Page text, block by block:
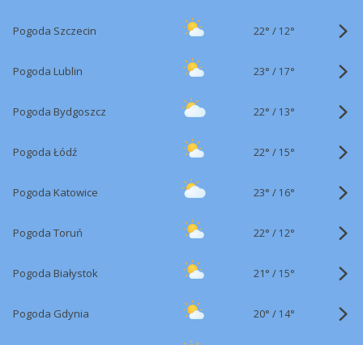
Pogoda Szczecin 22° / 12°
Pogoda Lublin 23° / 17°
Pogoda Bydgoszcz 22° / 13°
Pogoda Łódź 22° / 15°
Pogoda Katowice 23° / 16°
Pogoda Toruń 22° / 12°
Pogoda Białystok 21° / 15°
Pogoda Gdynia 20° / 14°